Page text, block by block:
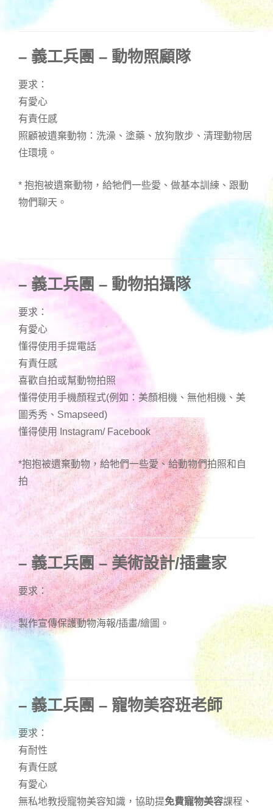
– 義工兵團 – 動物照顧隊
要求：
有愛心
有責任感
照顧被遺棄動物：洗澡、塗藥、放狗散步、清理動物居
住環境。
* 抱抱被遺棄動物，給牠們一些愛、做基本訓練、跟動
物們聊天。
– 義工兵團 – 動物拍攝隊
要求：
有愛心
懂得使用手提電話
有責任感
喜歡自拍或幫動物拍照
懂得使用手機顏程式(例如：美顏相機、無他相機、美
圖秀秀、Smapseed)
懂得使用 Instagram/ Facebook
*抱抱被遺棄動物，給牠們一些愛、給動物們拍照和自
拍
– 義工兵團 – 美術設計/插畫家
要求：
製作宣傳保護動物海報/插畫/繪圖。
– 義工兵團 – 寵物美容班老師
要求：
有耐性
有責任感
有愛心
無私地教授寵物美容知識，協助提免費寵物美容課程、